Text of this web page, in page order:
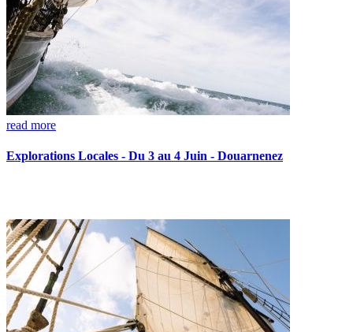
read more
Explorations Locales - Du 3 au 4 Juin - Douarnenez